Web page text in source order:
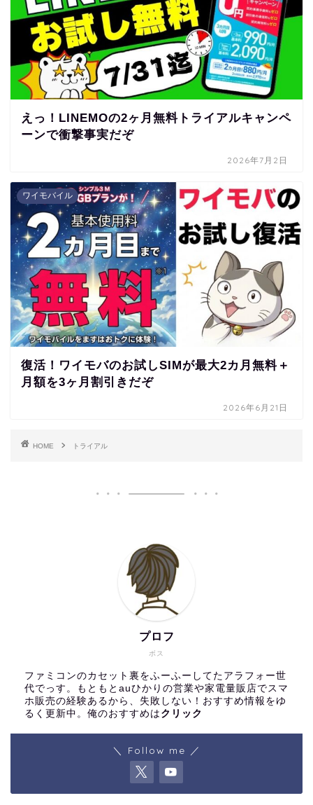
えっ！LINEMOの2ヶ月無料トライアルキャンペ
ーンで衝撃事実だぞ
2026年7月2日
ワイモバイル
復活！ワイモバのお試しSIMが最大2カ月無料＋
月額を3ヶ月割引きだぞ
2026年6月21日
HOME トライアル
ボス
プロフ
ファミコンのカセット裏をふーふーしてたアラフォー世
代でっす。もともとauひかりの営業や家電量販店でスマ
ホ販売の経験あるから、失敗しない！おすすめ情報をゆ
るく更新中。俺のおすすめは クリック
＼ Follow me ／